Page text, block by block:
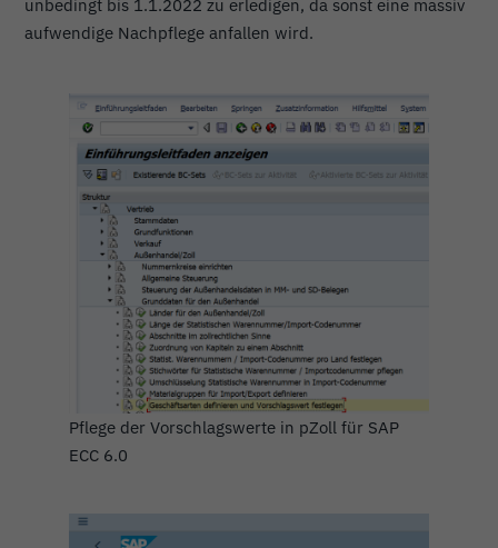
unbedingt bis 1.1.2022 zu erledigen, da sonst eine massiv
aufwendige Nachpflege anfallen wird.
Pflege der Vorschlagswerte in pZoll für SAP
ECC 6.0